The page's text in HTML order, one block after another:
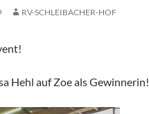
RV-SCHLEIBACHER-HOF
Hehl auf Zoe als Gewinnerin!